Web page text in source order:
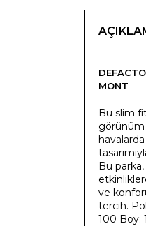
DEFACTO
MONT
Bu slim
görünüm
Bu
ve
tercih.
100 Boy: